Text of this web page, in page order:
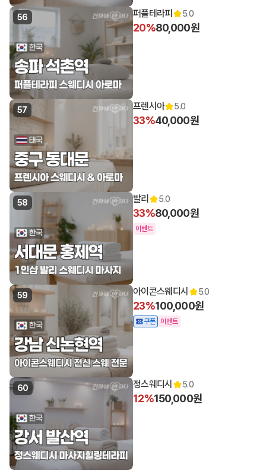
56 퍼플테라피 5.0
20%80,000원
57 프렌시아 5.0
33%40,000원
58
13:30 오픈
발리 5.0
33%80,000원
이벤트
59 아이콘스웨디시 5.0
23%100,000원
쿠폰 이벤트
60 정스웨디시 5.0
12%150,000원